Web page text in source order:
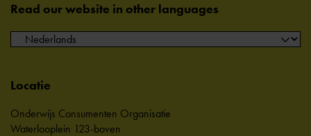
Read our website in other languages
Locatie
Onderwijs Consumenten Organisatie
Waterlooplein 123-boven